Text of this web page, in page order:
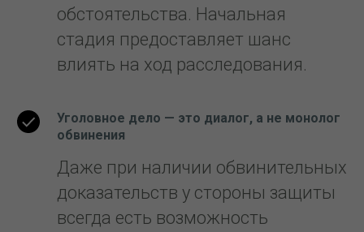
обстоятельства. Начальная
стадия предоставляет шанс
влиять на ход расследования.
Уголовное дело — это диалог, а не монолог
обвинения
Даже при наличии обвинительных
доказательств у стороны защиты
всегда есть возможность